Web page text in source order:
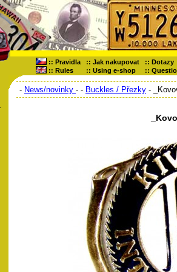
:: Pravidla :: Jak nakupovat :: Dotazy
:: Rules :: Using e-shop ::
- News/novinky - - Buckles / Přezky -